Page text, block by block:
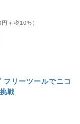
円＋税10%）
フリーツールでニコ
戦